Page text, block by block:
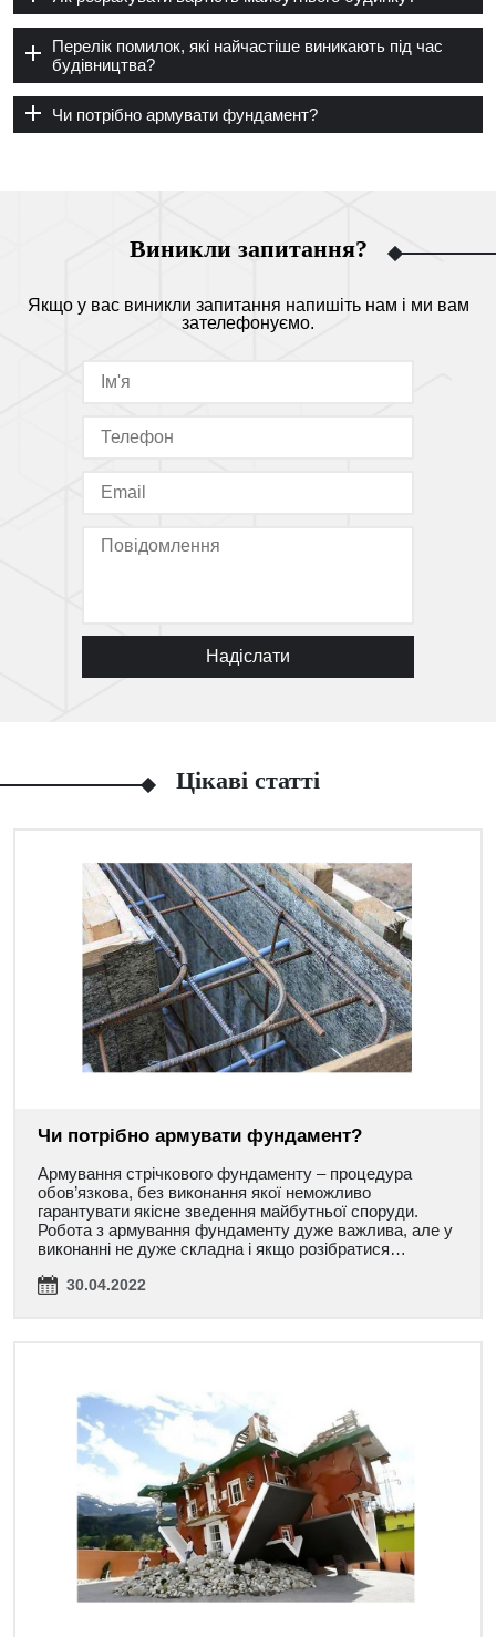
Перелік помилок, які найчастіше виникають під час
будівництва?
Чи потрібно армувати фундамент?
Виникли запитання?
Якщо у вас виникли запитання напишіть нам і ми вам
зателефонуємо.
Надіслати
Цікаві статті
Чи потрібно армувати фундамент?
Армування стрічкового фундаменту – процедура
обов’язкова, без виконання якої неможливо
гарантувати якісне зведення майбутньої споруди.
Робота з армування фундаменту дуже важлива, але у
виконанні не дуже складна і якщо розібратися…
30.04.2022